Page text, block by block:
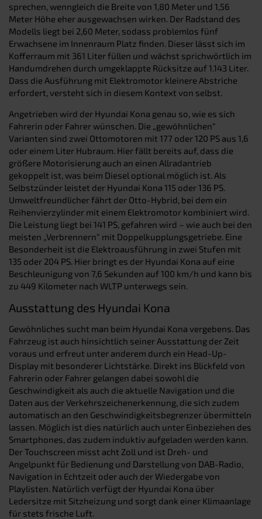
sprechen, wenngleich die Breite von 1,80 Meter und 1,56
Meter Höhe eher ausgewachsen wirken. Der Radstand des
Modells liegt bei 2,60 Meter, sodass problemlos fünf
Erwachsene im Innenraum Platz finden. Dieser lässt sich im
Kofferraum mit 361 Liter füllen und wächst sprichwörtlich im
Handumdrehen durch umgeklappte Rücksitze auf 1.143 Liter.
Dass die Ausführung mit Elektromotor kleinere Abstriche
erfordert, versteht sich in diesem Kontext von selbst.
Angetrieben wird der Hyundai Kona genau so, wie es sich
Fahrerin oder Fahrer wünschen. Die „gewöhnlichen“
Varianten sind zwei Ottomotoren mit 177 oder 120 PS aus 1,6
oder einem Liter Hubraum. Hier fällt bereits auf, dass die
größere Motorisierung auch an einen Allradantrieb
gekoppelt ist, was beim Diesel optional möglich ist. Als
Selbstzünder leistet der Hyundai Kona 115 oder 136 PS.
Umweltfreundlicher fährt der Otto-Hybrid, bei dem ein
Reihenvierzylinder mit einem Elektromotor kombiniert wird.
Die Leistung liegt bei 141 PS, gefahren wird – wie auch bei den
meisten „Verbrennern“ mit Doppelkupplungsgetriebe. Eine
Besonderheit ist die Elektroausführung in zwei Stufen mit
135 oder 204 PS. Hier bringt es der Hyundai Kona auf eine
Beschleunigung von 7,6 Sekunden auf 100 km/h und kann bis
zu 449 Kilometer nach WLTP unterwegs sein.
Ausstattung des Hyundai Kona
Gewöhnliches sucht man beim Hyundai Kona vergebens. Das
Fahrzeug ist auch hinsichtlich seiner Ausstattung der Zeit
voraus und erfreut unter anderem durch ein Head-Up-
Display mit besonderer Lichtstärke. Direkt ins Blickfeld von
Fahrerin oder Fahrer gelangen dabei sowohl die
Geschwindigkeit als auch die aktuelle Navigation und die
Daten aus der Verkehrszeichenerkennung, die sich zudem
automatisch an den Geschwindigkeitsbegrenzer übermitteln
lassen. Möglich ist dies natürlich auch unter Einbeziehen des
Smartphones, das zudem induktiv aufgeladen werden kann.
Der Touchscreen misst acht Zoll und ist Dreh- und
Angelpunkt für Bedienung und Darstellung von DAB-Radio,
Navigation in Echtzeit oder auch der Wiedergabe von
Playlisten. Natürlich verfügt der Hyundai Kona über
Ledersitze mit Sitzheizung und sorgt dank einer Klimaanlage
für stets frische Luft.